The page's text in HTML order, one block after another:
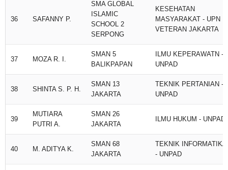
36 SAFANNY P.
SMA GLOBAL
ISLAMIC
SCHOOL 2
SERPONG
KESEHATAN
MASYARAKAT - UPN
VETERAN JAKARTA
37 MOZA R. I.
SMAN 5
BALIKPAPAN
ILMU KEPERAWATN -
UNPAD
38 SHINTA S. P. H.
SMAN 13
JAKARTA
TEKNIK PERTANIAN -
UNPAD
39
MUTIARA
PUTRI A.
SMAN 26
JAKARTA
ILMU HUKUM - UNPAD
40 M. ADITYA K.
SMAN 68
JAKARTA
TEKNIK INFORMATIKA
- UNPAD